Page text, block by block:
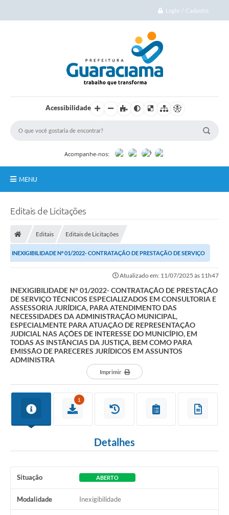
Login / Cadastro
Acessibilidade
Acompanhe-nos:
MENU
Secretarias
Transparência
Ouvidoria
Galeria de Fotos
Contratos
Audiências Públicas
Arquivos para Download
Galeria de Vídeos
Projetos
Editais de Licitações
Editais Editais de Licitações
INEXIGIBILIDADE N° 01/2022- CONTRATAÇÃO DE PRESTAÇÃO DE SERVIÇO
Atualizado em: 11/07/2025 às 11h47
INEXIGIBILIDADE N° 01/2022- CONTRATAÇÃO DE PRESTAÇÃO
DE SERVIÇO TÉCNICOS ESPECIALIZADOS EM CONSULTORIA E
ASSESSORIA JURÍDICA, PARA ATENDIMENTO DAS
NECESSIDADES DA ADMINISTRAÇÃO MUNICIPAL,
ESPECIALMENTE PARA ATUAÇÃO DE REPRESENTAÇÃO
JUDICIAL NAS AÇÕES DE INTERESSE DO MUNICÍPIO, EM
TODAS AS INSTÂNCIAS DA JUSTIÇA, BEM COMO PARA
EMISSÃO DE PARECERES JURÍDICOS EM ASSUNTOS
ADMINISTRA
Imprimir
1
Detalhes
Situação ABERTO
Modalidade Inexigibilidade